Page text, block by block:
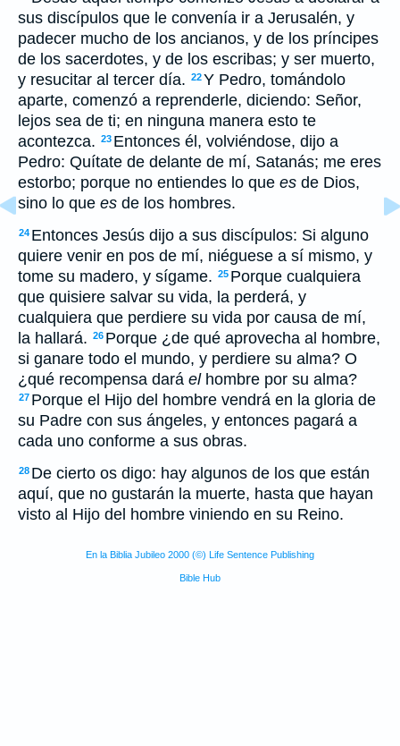
sus discípulos que le convenía ir a Jerusalén, y
padecer mucho de los ancianos, y de los príncipes
de los sacerdotes, y de los escribas; y ser muerto,
y resucitar al tercer día. 22Y Pedro, tomándolo
aparte, comenzó a reprenderle, diciendo: Señor,
lejos sea de ti; en ninguna manera esto te
acontezca. 23 Entonces él, volviéndose, dijo a
Pedro: Quítate de delante de mí, Satanás; me eres
estorbo; porque no entiendes lo que es de Dios,
sino lo que es de los hombres.
24 Entonces Jesús dijo a sus discípulos: Si alguno
quiere venir en pos de mí, niéguese a sí mismo, y
tome su madero, y sígame. 25 Porque cualquiera
que quisiere salvar su vida, la perderá, y
cualquiera que perdiere su vida por causa de mí,
la hallará. 26 Porque ¿de qué aprovecha al hombre,
si ganare todo el mundo, y perdiere su alma? O
¿qué recompensa dará elhombre por su alma?
27 Porque el Hijo del hombre vendrá en la gloria de
su Padre con sus ángeles, y entonces pagará a
cada uno conforme a sus obras.
28 De cierto os digo: hay algunos de los que están
aquí, que no gustarán la muerte, hasta que hayan
visto al Hijo del hombre viniendo en su Reino.
En la Biblia Jubileo 2000 (©) Life Sentence Publishing
Bible Hub